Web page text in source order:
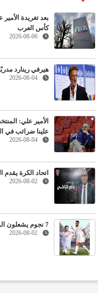
بعد تغريدة
كأس العرب
2026-08-06
هيرفي رينارد
2026-08-04
الأمير علي:
علينا ضرائب في
2026-08-04
اتحاد الكرة
2026-08-02
7 نجوم يشعلون المنافسة بين الأندية في سوق الانتقالات
2026-08-02